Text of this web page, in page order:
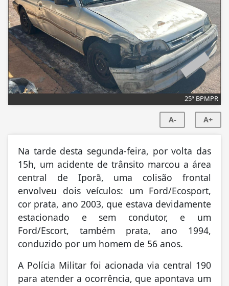
25ª BPMPR
A- A+
Na tarde desta segunda-feira, por volta das
15h, um acidente de trânsito marcou a área
central de Iporã, uma colisão frontal
envolveu dois veículos: um Ford/Ecosport,
cor prata, ano 2003, que estava devidamente
estacionado e sem condutor, e um
Ford/Escort, também prata, ano 1994,
conduzido por um homem de 56 anos.
A Polícia Militar foi acionada via central 190
para atender a ocorrência, que apontava um